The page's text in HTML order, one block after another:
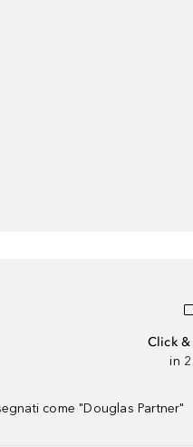
Click
in
come "Douglas Partner"